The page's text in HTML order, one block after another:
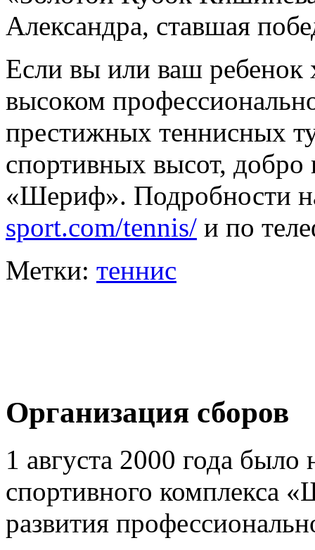
Александра, ставшая
Если вы или ваш ребенок
высоком
престижных теннисных
спортивных высот,
«Шериф». Подробности
sport.com/tennis/ и по
Метки: теннис
Организация сборов
1 августа 2000 года было
спортивного комплекса
развития